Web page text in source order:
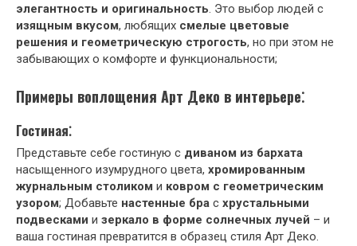
элегантность и оригинальность. Это выбор людей с
изящным вкусом, любящих смелые цветовые
решения и геометрическую строгость, но при этом не
забывающих о комфорте и функциональности;
Примеры воплощения Арт Деко в интерьере⁚
Гостиная⁚
Представьте себе гостиную с диваном из бархата
насыщенного изумрудного цвета, хромированным
журнальным столиком и ковром с геометрическим
узором; Добавьте настенные бра с хрустальными
подвесками и зеркало в форме солнечных лучей – и
ваша гостиная превратится в образец стиля Арт Деко.